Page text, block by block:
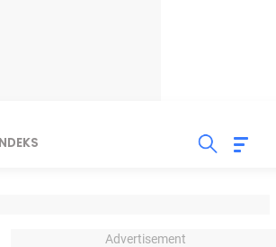
INDEKS
Advertisement